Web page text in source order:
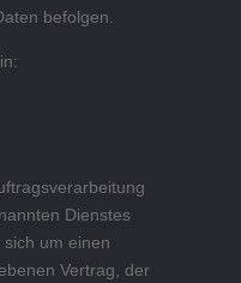
befolgen.
Dienstes
um einen
Vertrag, der